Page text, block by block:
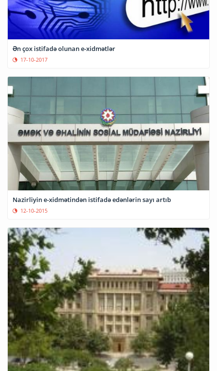
Ən çox istifadə olunan e-xidmətlər
17-10-2017
Nazirliyin e-xidmətindən istifadə edənlərin sayı artıb
12-10-2015